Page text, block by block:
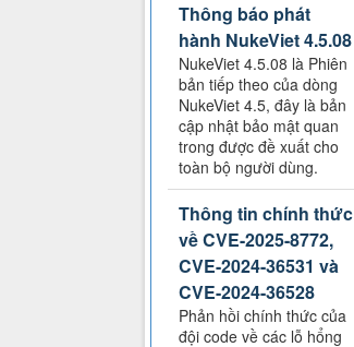
Thông báo phát
hành NukeViet 4.5.08
NukeViet 4.5.08 là Phiên
bản tiếp theo của dòng
NukeViet 4.5, đây là bản
cập nhật bảo mật quan
trong được đề xuất cho
toàn bộ người dùng.
Thông tin chính thức
về CVE-2025-8772,
CVE-2024-36531 và
CVE-2024-36528
Phản hồi chính thức của
đội code về các lỗ hổng